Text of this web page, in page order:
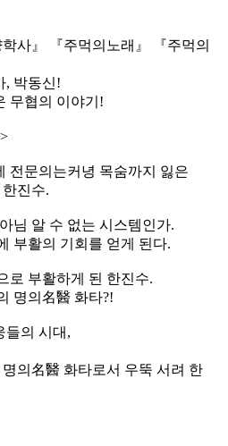
학사』 『주먹의노래』 『주먹의
, 박동신!
무협의 이야기!
전문의는커녕 목숨까지 잃은
진수.
님 알 수 없는 시스템인가.
부활의 기회를 얻게 된다.
로 부활하게 된 한진수.
명의名醫 화타?!
들의 시대,
의名醫 화타로서 우뚝 서려 한